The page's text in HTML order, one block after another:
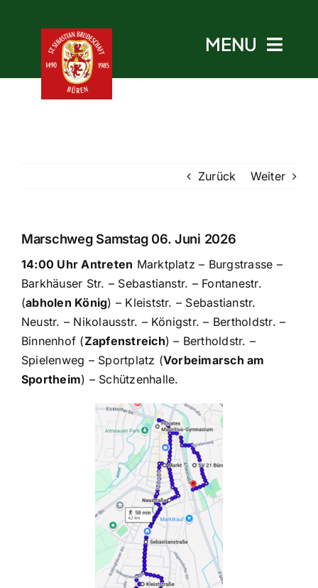
MENU
Bruderschaft
Historisches
Galerie
Zurück Weiter
Marschweg Samstag 06. Juni 2026
14:00 Uhr Antreten Marktplatz – Burgstrasse –
Barkhäuser Str. – Sebastianstr. – Fontanestr.
(abholen König) – Kleiststr. – Sebastianstr.
Neustr. – Nikolausstr. – Königstr. – Bertholdstr. –
Binnenhof (Zapfenstreich) – Bertholdstr. –
Spielenweg – Sportplatz (Vorbeimarsch am
Sportheim) – Schützenhalle.